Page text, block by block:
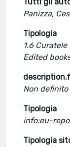
Panizza,
Tipologia
1.6
Edited
Non definito
Tipologia
info:eu-
Tipologia